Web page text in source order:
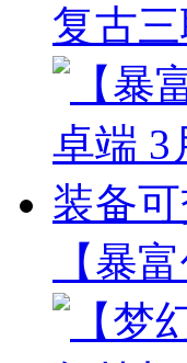
复古
【暴